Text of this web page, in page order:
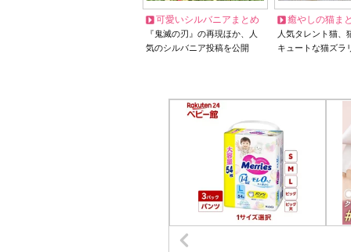
可愛いシルバニアまとめ
『鬼滅の刃』の再現ほか、人
気のシルバニア投稿を公開
癒やしの猫ま
人気タレント猫
キュートな猫ズラ